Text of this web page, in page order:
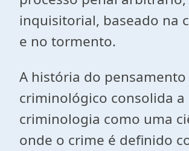
inquisitorial, baseado na
e no tormento.
A história do pensamento
criminológico consolida a
criminologia como uma
onde o crime é definido